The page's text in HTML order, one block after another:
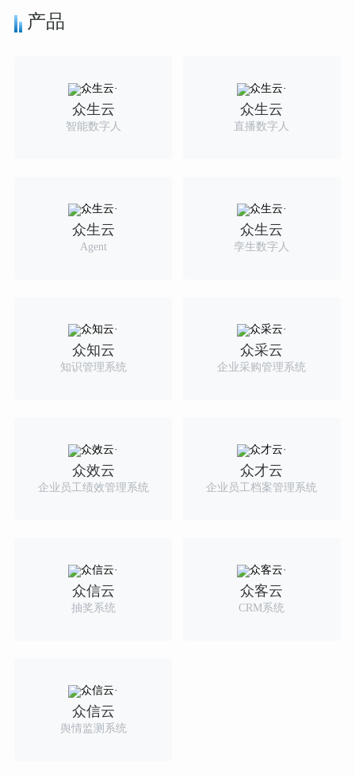
产品
众生云
智能数字人
众生云
直播数字人
众生云
Agent
众生云
孪生数字人
众知云
知识管理系统
众采云
企业采购管理系统
众效云
企业员工绩效管理系统
众才云
企业员工档案管理系统
众信云
抽奖系统
众客云
CRM系统
众信云
舆情监测系统